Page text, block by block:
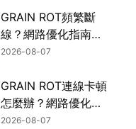
GRAIN ROT頻繁斷
線？網路優化指南一
次搞定！
2026-08-07
GRAIN ROT連線卡頓
怎麼辦？網路優化這
樣解決！
2026-08-07